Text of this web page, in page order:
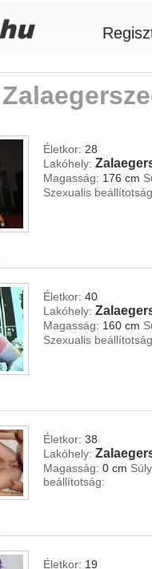
Életkor: 28
Lakóhely:
Magasság: 176 cm
Szexualis
Életkor: 40
Lakóhely:
Magasság: 160 cm
Szexualis
Életkor: 38
Lakóhely:
Magasság: 0 cm
beállítotság:
Életkor: 19